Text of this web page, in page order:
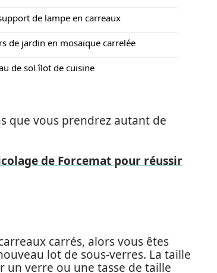
de lampe en carreaux
de jardin en mosaïque carrelée
de sol îlot de cuisine
que vous prendrez autant de
de Forcemat pour réussir
carrés, alors vous êtes
lot de sous-verres. La taille
verre ou une tasse de taille